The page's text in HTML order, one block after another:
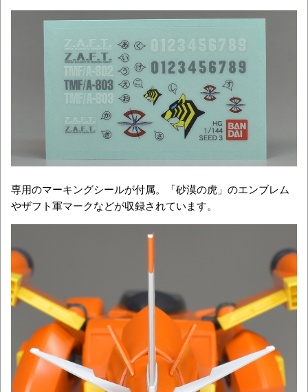
専用のマーキングシールが付属。「砂漠の虎」のエンブレム
やザフト軍マークなどが収録されています。